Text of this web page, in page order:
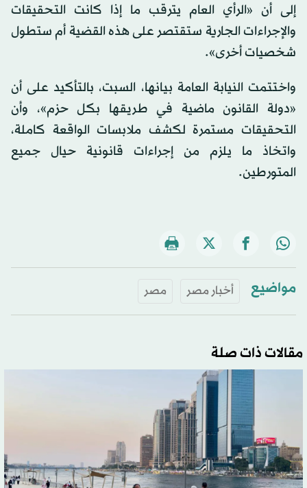
إلى أن «الرأي العام يترقب ما إذا كانت التحقيقات
والإجراءات الجارية ستقتصر على هذه القضية أم ستطول
شخصيات أخرى».
واختتمت النيابة العامة بيانها، السبت، بالتأكيد على أن
«دولة القانون ماضية في طريقها بكل حزم»، وأن
التحقيقات مستمرة لكشف ملابسات الواقعة كاملة،
واتخاذ ما يلزم من إجراءات قانونية حيال جميع
المتورطين.
مواضيع أخبار مصر مصر
مقالات ذات صلة